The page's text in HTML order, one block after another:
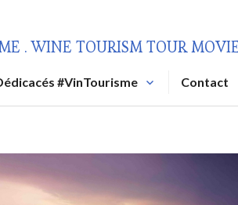
. WINE TOURISM TOUR
#VinTourisme Contact